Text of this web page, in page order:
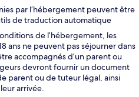
par l’hébergement peuvent être
de traduction automatique
de l’hébergement, les
ans ne peuvent pas séjourner dans
accompagnés d’un parent ou
devront fournir un document
parent ou de tuteur légal, ainsi
arrivée.